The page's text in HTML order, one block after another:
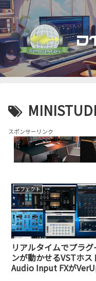
スポンサーリンク
エフェクト
リアルタイムでプラグ
ンが動かせるVSTホス
Audio Input FXが